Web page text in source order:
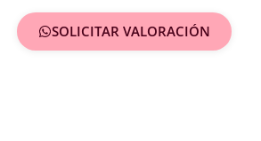
SOLICITAR VALORACIÓN